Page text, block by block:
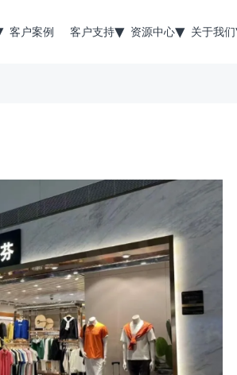
客户案例 客户支持 资源中心 关于我们